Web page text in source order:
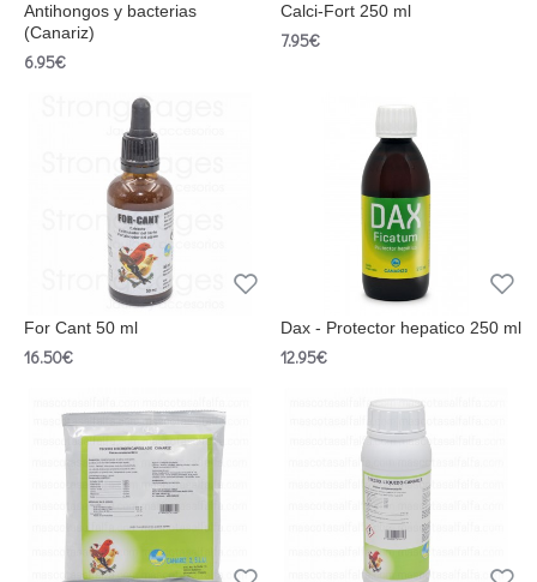
Antihongos y bacterias
(Canariz)
6.95€
Calci-Fort 250 ml
7.95€
For Cant 50 ml
16.50€
Dax - Protector hepatico 250 ml
12.95€